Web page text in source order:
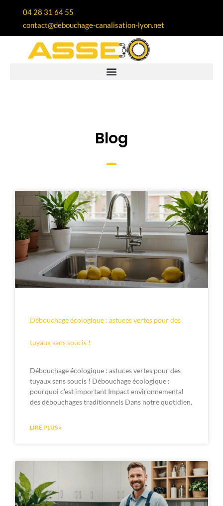
04 28 31 64 55
contact@debouchage-canalisation-lyon.net
Blog
Débouchage écologique : astuces vertes pour des
tuyaux sans soucis !
Débouchage écologique : astuces vertes pour des
tuyaux sans soucis ! Débouchage écologique :
pourquoi c’est important Impact environnemental
des débouchages traditionnels Dans notre quotidien,
LIRE PLUS »